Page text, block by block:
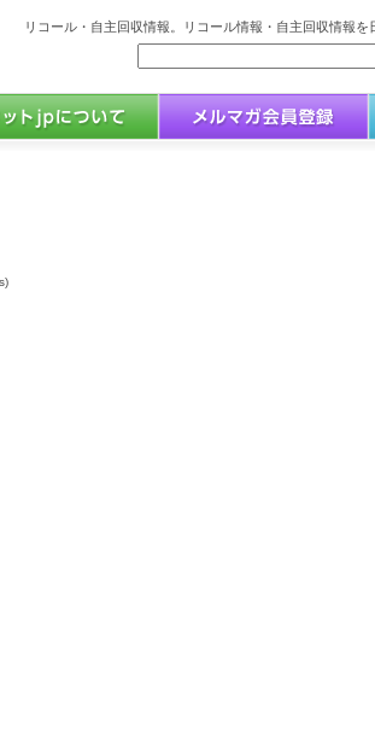
リコール・自主回収情報。リコール情報・自主回収情報